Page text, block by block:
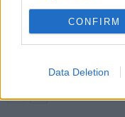
CONFIRM
Data Deletion